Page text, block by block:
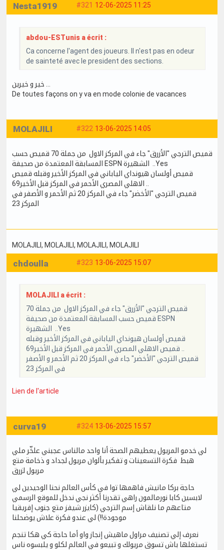
#321 12-06-2025 11:25
Nesta1919
abdou-ESTunis a écrit :
Ca concerne l'agent des joueurs. Il n'est pas en odeur
de sainteté avec le president des sections.
De toutes façons on y va en mode colonie de vacances
#322 13-06-2025 14:05
MOLAJILI
قميص الترجي "الأزرق" جاء في المركز الاول من جملة 70 قميص حسب
المسابقة المعتمدة من صحيفة ESPN الشهيرة ..Yes
قميص أولسان هيونداي الياباني في المركز الأخير وقبله قميص
قميص الترجي "الأخضر" جاء في المركز 20 ثم الأحمر و الأصفر في
المركز 23
MOLAJILI, MOLAJILI, MOLAJILI, MOLAJILI
#323 13-06-2025 15:07
chdoulla
MOLAJILI a écrit :
قميص الترجي "الأزرق" جاء في المركز الاول من جملة 70
قميص حسب المسابقة المعتمدة من صحيفة ESPN
الشهيرة ..Yes
قميص أولسان هيونداي الياباني في المركز الأخير وقبله
قميص الترجي "الأخضر" جاء في المركز 20 ثم الأحمر و الأصفر
في المركز 23
Lien de l'article
#324 13-06-2025 15:57
curva19
لي خدمو المريول يعطيهم الصحة أنا واحد مالناس عجبني علخّر ملي
هبط فكرة التسعينات و تفكير بألوان مريول لجداد و ذخامة متع
مريول لزرق
حاجة بركا مانيش فاهمها توا في كأس العالم نحنا الوحيدين لي
لابسين كابا نورمالمون راهي تقدرنا أكثر نجي ندخل للموقع الرسمي
متاعهم ما نلقاش إسم الترجي (كايزر شيفز متع جنوب إفريقيا
موجودة!!) لي عندو فكرة علاش يوضحلنا
نعرف إلي تصنيف مراول ماهيش إنجاز واو أما حاجة كي هكا تنجم
تستغلها باش تسوق مريولك و تبيعو في العالم لكلو و يلبسوه ناس